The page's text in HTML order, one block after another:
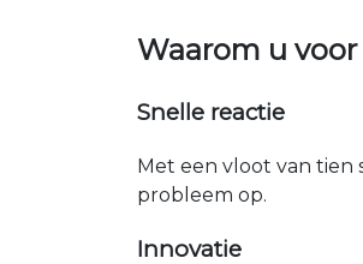
Waarom u
Snelle reactie
Met een vloot van tien
probleem op.
Innovatie